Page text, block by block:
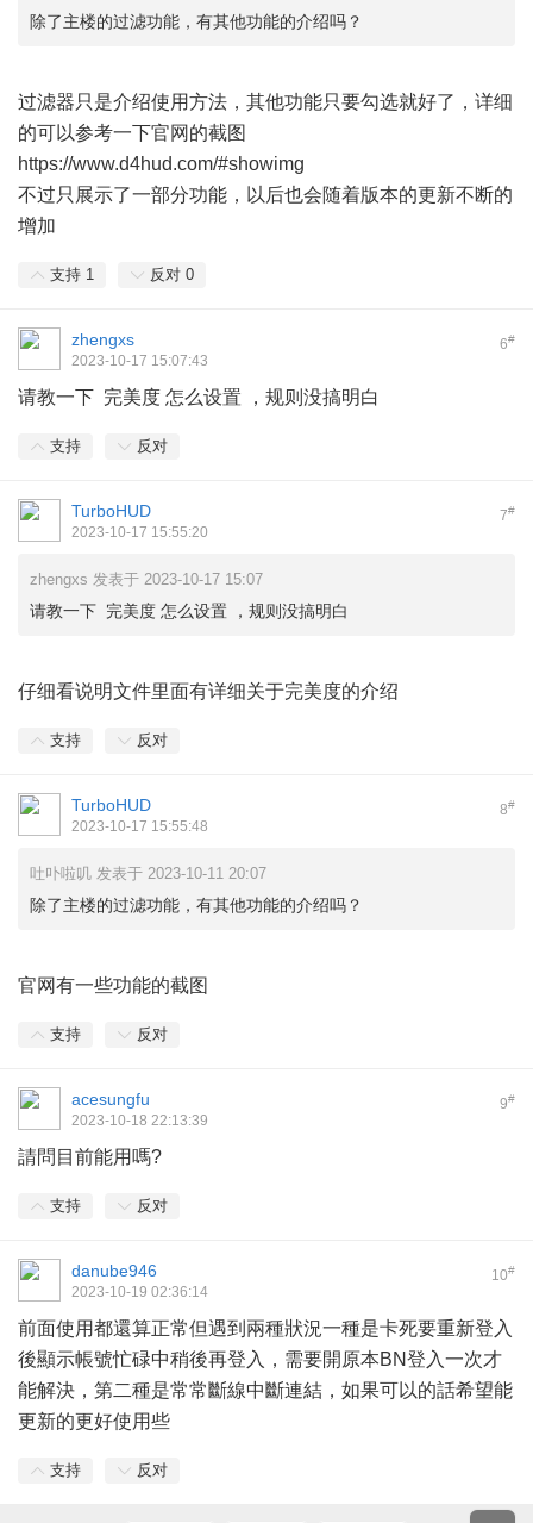
除了主楼的过滤功能，有其他功能的介绍吗？
过滤器只是介绍使用方法，其他功能只要勾选就好了，详细
的可以参考一下官网的截图
https://www.d4hud.com/#showimg
不过只展示了一部分功能，以后也会随着版本的更新不断的
增加
支持 1 反对 0
6#
zhengxs
2023-10-17 15:07:43
请教一下 完美度 怎么设置 ，规则没搞明白
支持 反对
7#
TurboHUD
2023-10-17 15:55:20
zhengxs 发表于 2023-10-17 15:07
请教一下 完美度 怎么设置 ，规则没搞明白
仔细看说明文件里面有详细关于完美度的介绍
支持 反对
8#
TurboHUD
2023-10-17 15:55:48
吐卟啦叽 发表于 2023-10-11 20:07
除了主楼的过滤功能，有其他功能的介绍吗？
官网有一些功能的截图
支持 反对
9#
acesungfu
2023-10-18 22:13:39
請問目前能用嗎?
支持 反对
10#
danube946
2023-10-19 02:36:14
前面使用都還算正常但遇到兩種狀況一種是卡死要重新登入
後顯示帳號忙碌中稍後再登入，需要開原本BN登入一次才
能解決，第二種是常常斷線中斷連結，如果可以的話希望能
更新的更好使用些
支持 反对